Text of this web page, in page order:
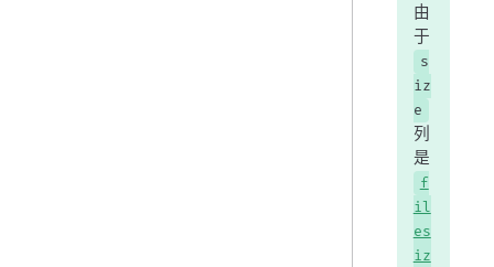
由
于
s
iz
e
列
是
f
il
es
iz